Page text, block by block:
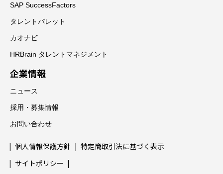
SAP SuccessFactors
タレントパレット
カオナビ
HRBrain タレントマネジメント
企業情報
ニュース
採用・募集情報
お問い合わせ
個人情報保護方針
特定商取引法に基づく表示
サイトポリシー